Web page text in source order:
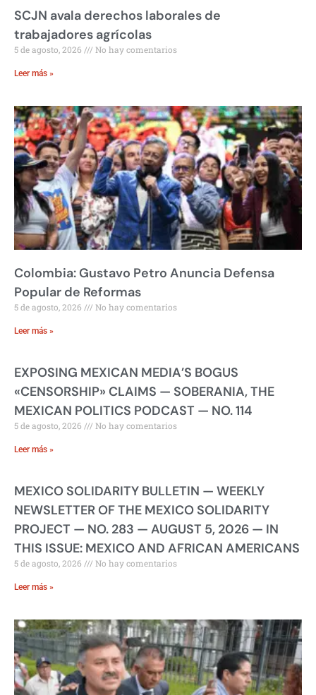
SCJN avala derechos laborales de
trabajadores agrícolas
5 de agosto, 2026 No hay comentarios
Leer más »
Colombia: Gustavo Petro Anuncia Defensa
Popular de Reformas
5 de agosto, 2026 No hay comentarios
Leer más »
EXPOSING MEXICAN MEDIA’S BOGUS
«CENSORSHIP» CLAIMS — SOBERANIA, THE
MEXICAN POLITICS PODCAST — NO. 114
5 de agosto, 2026 No hay comentarios
Leer más »
MEXICO SOLIDARITY BULLETIN — WEEKLY
NEWSLETTER OF THE MEXICO SOLIDARITY
PROJECT — NO. 283 — AUGUST 5, 2026 — IN
THIS ISSUE: MEXICO AND AFRICAN AMERICANS
5 de agosto, 2026 No hay comentarios
Leer más »